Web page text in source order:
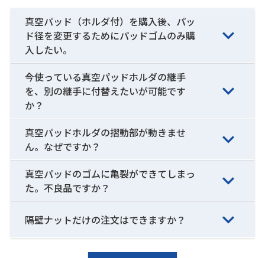
真空パッド（ホルダ付）を購入後、パッ
ド径を変更するためにパッドゴムのみ購
入したい。
今使っている真空パッドホルダの継手
を、別の継手に付替えたいが可能です
か？
真空パッドホルダの摺動部が動きませ
ん。なぜですか？
真空パッドのゴムに亀裂ができてしまっ
た。不良品ですか？
隔壁ナットだけの注文はできますか？